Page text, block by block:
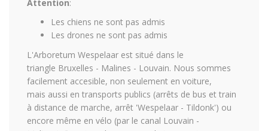
Attention:
Les chiens ne sont pas admis
Les drones ne sont pas admis
L'Arboretum Wespelaar est situé dans le
triangle Bruxelles - Malines - Louvain. Nous sommes
facilement accesible, non seulement en voiture,
mais aussi en transports publics (arrêts de bus et train
à distance de marche, arrêt 'Wespelaar - Tildonk') ou
encore même en vélo (par le canal Louvain -